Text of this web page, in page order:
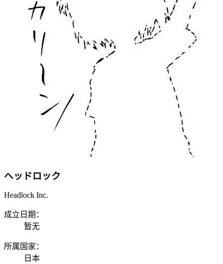
ヘッドロック
Headlock Inc.
成立日期：
暂无
所属国家：
日本